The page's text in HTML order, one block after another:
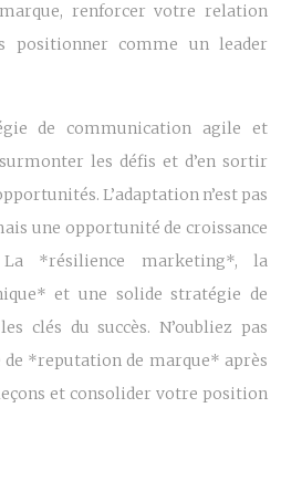
renforcer votre relation
positionner comme un leader
de communication agile et
les défis et d’en sortir
L’adaptation n’est pas
une opportunité de croissance
*résilience marketing*, la
et une solide stratégie de
clés du succès. N’oubliez pas
de *reputation de marque* après
et consolider votre position